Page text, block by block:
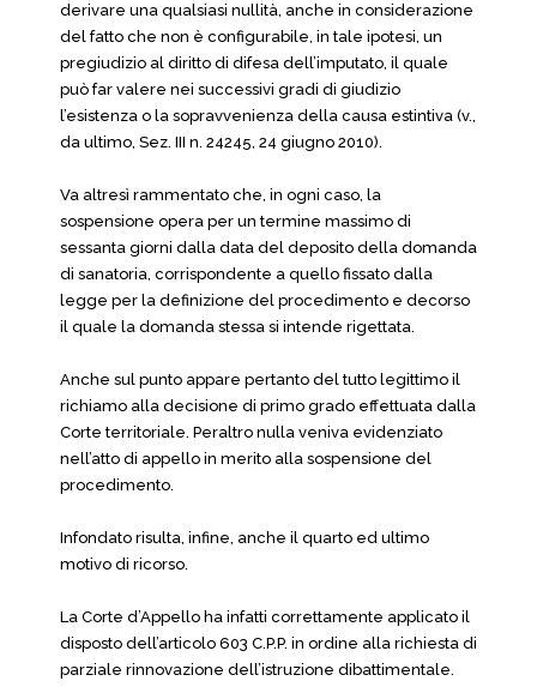
derivare una qualsiasi nullità, anche in considerazione
del fatto che non è configurabile, in tale ipotesi, un
pregiudizio al diritto di difesa dell’imputato, il quale
può far valere nei successivi gradi di giudizio
l’esistenza o la sopravvenienza della causa estintiva (v.,
da ultimo, Sez. III n. 24245, 24 giugno 2010).
Va altresì rammentato che, in ogni caso, la
sospensione opera per un termine massimo di
sessanta giorni dalla data del deposito della domanda
di sanatoria, corrispondente a quello fissato dalla
legge per la definizione del procedimento e decorso
il quale la domanda stessa si intende rigettata.
Anche sul punto appare pertanto del tutto legittimo il
richiamo alla decisione di primo grado effettuata dalla
Corte territoriale. Peraltro nulla veniva evidenziato
nell’atto di appello in merito alla sospensione del
procedimento.
Infondato risulta, infine, anche il quarto ed ultimo
motivo di ricorso.
La Corte d’Appello ha infatti correttamente applicato il
disposto dell’articolo 603 C.P.P. in ordine alla richiesta di
parziale rinnovazione dell’istruzione dibattimentale.